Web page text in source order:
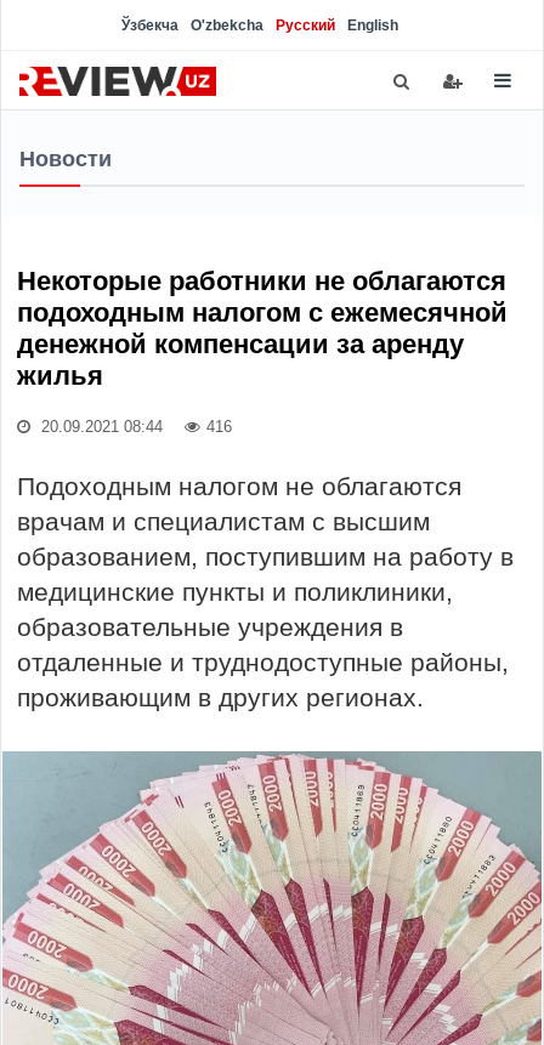
Ўзбекча O'zbekcha Русский English
Новости
Некоторые работники не облагаются
подоходным налогом с ежемесячной
денежной компенсации за аренду
жилья
20.09.2021 08:44 416
Подоходным налогом не облагаются
врачам и специалистам с высшим
образованием, поступившим на работу в
медицинские пункты и поликлиники,
образовательные учреждения в
отдаленные и труднодоступные районы,
проживающим в других регионах.